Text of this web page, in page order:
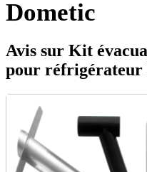
Dometic
Avis sur Kit
pour réfrigérateur